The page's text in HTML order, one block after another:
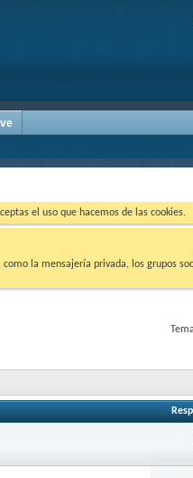
el uso que hacemos de las cookies.
la mensajería privada, los grupos